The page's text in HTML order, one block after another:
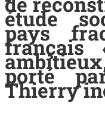
étude
pays
porté
Thierry